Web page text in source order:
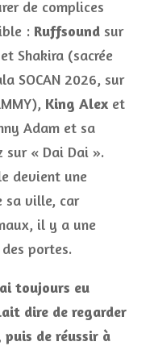
de complices
: Ruffsound sur
Shakira (sacrée
SOCAN 2026, sur
King Alex et
Adam et sa
sur « Dai Dai ».
devient une
sa ville, car
il y a une
portes.
toujours eu
dire de regarder
de réussir à